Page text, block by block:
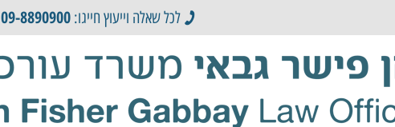
לכל שאלה וייעוץ חייגו: 09-8890900